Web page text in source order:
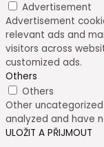
Advertisement
Advertisement
relevant ads and
visitors across
customized ads.
Others
Others
Other
analyzed and have
ULOŽIT A PŘIJMOUT